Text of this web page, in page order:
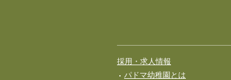
採用・求人情報
パドマ幼稚園とは